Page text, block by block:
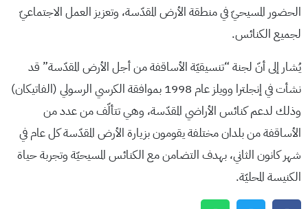
الحضور المسيحيّ في منطقة الأرض المقدّسة، وتعزيز العمل الاجتماعيّ
لجميع الكنائس.
يُشار إلى أنّ لجنة “تنسيقيّة الأساقفة من أجل الأرض المقدّسة” قد
نشأت في إنجلترا وويلز عام 1998 بموافقة الكرسي الرسولي (الفاتيكان)
وذلك لدعم كنائس الأراضي المقدّسة، وهي تتألّف من عدد من
الأساقفة من بلدان مختلفة يقومون بزيارة الأرض المقدّسة كل عام في
شهر كانون الثاني، بهدف التضامن مع الكنائس المسيحيّة وتجربة حياة
الكنيسة المحليّة.